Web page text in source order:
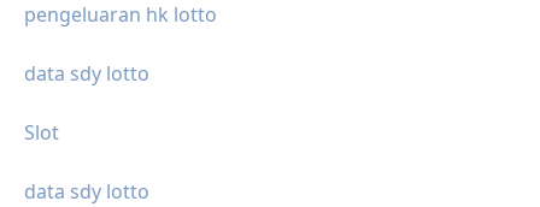
pengeluaran hk lotto
data sdy lotto
Slot
data sdy lotto